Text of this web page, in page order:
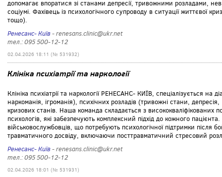
допомагає впоратися зі станами депресії, тривожними розладами,
соціумі. Фахівець із психологічного супроводу в ситуації життєвої
тощо).
Ренесанс- Київ- renesans.clinic@ukr.net
тел.: 095 500-12-12
02.04.2026 18:11 (№ 531932)
Клініка психіатрії та наркології
Клініка психіатрії та наркології РЕНЕСАНС- КИЇВ, спеціалізується на
наркоманія, ігроманія), психічних розладів (тривожні стани,
кризових станів. Наша команда складається з висококваліфікованих
психологів, які забезпечують комплексний підхід до кожного
військовослужбовців, що потребують психологічної підтримки після
травматичного досвіду, включаючи посттравматичний стресовий
Ренесанс- Київ- renesans.clinic@ukr.net
тел.: 095 500-12-12
02.04.2026 18:01 (№ 531931)